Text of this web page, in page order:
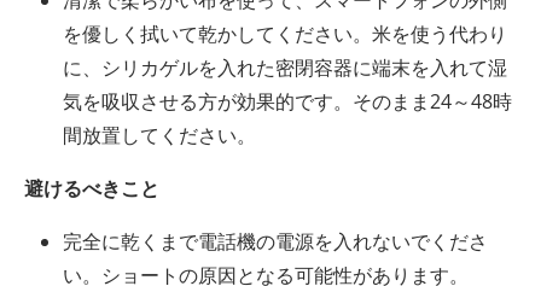
を優しく拭いて乾かしてください。米を使う代わり
に、シリカゲルを入れた密閉容器に端末を入れて湿
気を吸収させる方が効果的です。そのまま24～48時
間放置してください。
避けるべきこと
完全に乾くまで電話機の電源を入れないでくださ
い。ショートの原因となる可能性があります。